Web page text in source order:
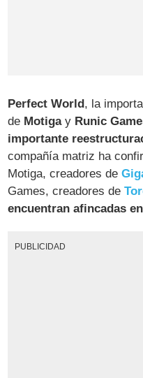
Perfect World, la
de Motigay Runic
importante
compañía matriz ha
Motiga, creadores de
Games, creadores de
encuentran afincadas
PUBLICIDAD